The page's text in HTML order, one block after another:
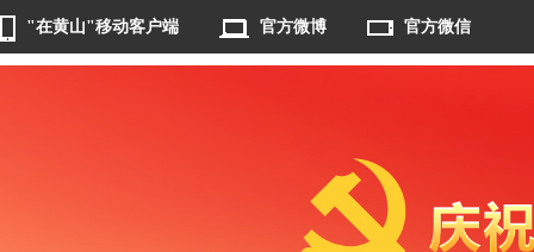
"在黄山"移动客户端 官方微博 官方微信